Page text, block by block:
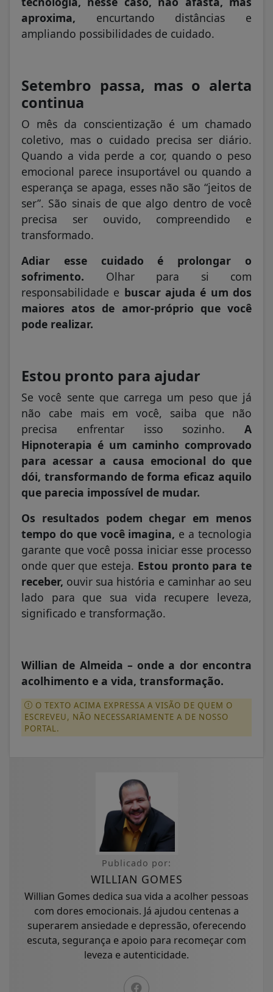
aproxima, encurtando distâncias e
ampliando possibilidades de cuidado.
Setembro passa, mas o alerta
continua
O mês da conscientização é um chamado
coletivo, mas o cuidado precisa ser diário.
Quando a vida perde a cor, quando o peso
emocional parece insuportável ou quando a
esperança se apaga, esses não são “jeitos de
ser”. São sinais de que algo dentro de você
precisa ser ouvido, compreendido e
transformado.
Adiar esse cuidado é prolongar o
sofrimento. Olhar para si com
responsabilidade e buscar ajuda é um dos
maiores atos de amor-próprio que você
pode realizar.
Estou pronto para ajudar
Se você sente que carrega um peso que já
não cabe mais em você, saiba que não
precisa enfrentar isso sozinho. A
Hipnoterapia é um caminho comprovado
para acessar a causa emocional do que
dói, transformando de forma eficaz aquilo
que parecia impossível de mudar.
Os resultados podem chegar em menos
tempo do que você imagina, e a tecnologia
garante que você possa iniciar esse processo
onde quer que esteja. Estou pronto para te
receber, ouvir sua história e caminhar ao seu
lado para que sua vida recupere leveza,
significado e transformação.
Willian de Almeida – onde a dor encontra
acolhimento e a vida, transformação.
O TEXTO ACIMA EXPRESSA A VISÃO DE QUEM O
ESCREVEU, NÃO NECESSARIAMENTE A DE NOSSO
PORTAL.
Publicado por:
WILLIAN GOMES
Willian Gomes dedica sua vida a acolher pessoas
com dores emocionais. Já ajudou centenas a
superarem ansiedade e depressão, oferecendo
escuta, segurança e apoio para recomeçar com
leveza e autenticidade.